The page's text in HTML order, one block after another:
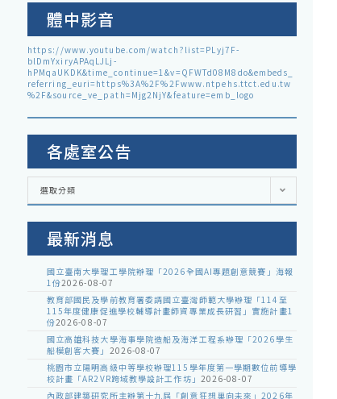
體中影音
https://www.youtube.com/watch?list=PLyj7F-
blDmYxiryAPAqLJLj-
hPMqaUKDK&time_continue=1&v=QFWTd08M8do&embeds_
referring_euri=https%3A%2F%2Fwww.ntpehs.ttct.edu.tw
%2F&source_ve_path=Mjg2NjY&feature=emb_logo
各處室公告
各
室
選取分類
最新消息
國立臺南大學理工學院辦理「2026全國AI專題創意競賽」海報
1份2026-08-07
教育部國民及學前教育署委請國立臺灣師範大學辦理「114至
115年度健康促進學校輔導計畫師資專業成長研習」實施計畫1
份2026-08-07
國立高雄科技大學海事學院造船及海洋工程系辦理「2026學生
船模創客大賽」 2026-08-07
桃園市立陽明高級中等學校辦理115學年度第一學期數位前導學
校計畫「AR2VR跨域教學設計工作坊」 2026-08-07
內政部建築研究所主辦第十九屆「創意狂想巢向未來」2026年